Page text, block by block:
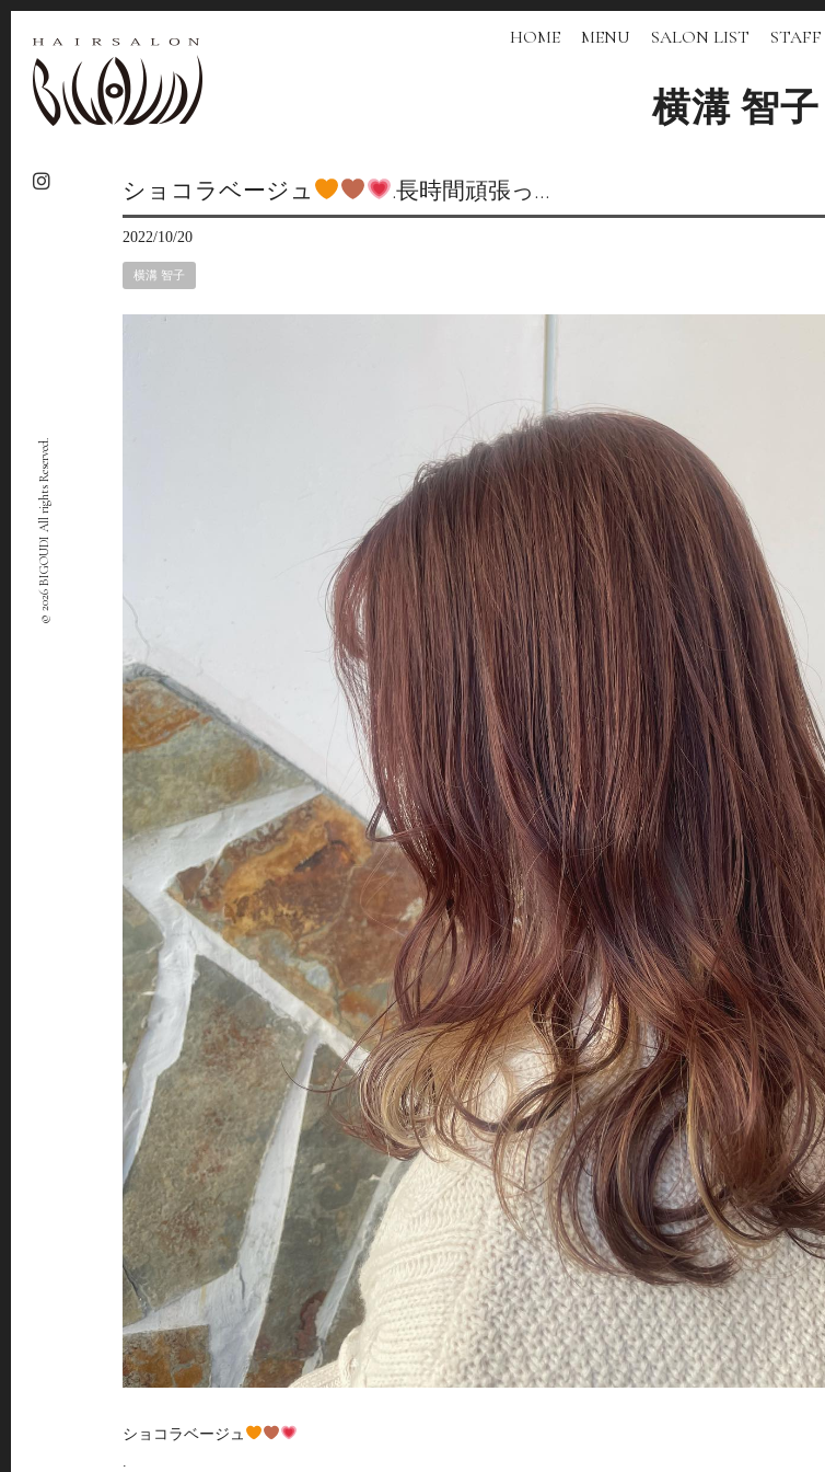
HOME MENU SALON LIST STAFF
© 2026 BIGOUDI All rights Reserved.
横溝 智子
ショコラベージュ .長時間頑張っ…
2022/10/20
横溝 智子
ショコラベージュ
.